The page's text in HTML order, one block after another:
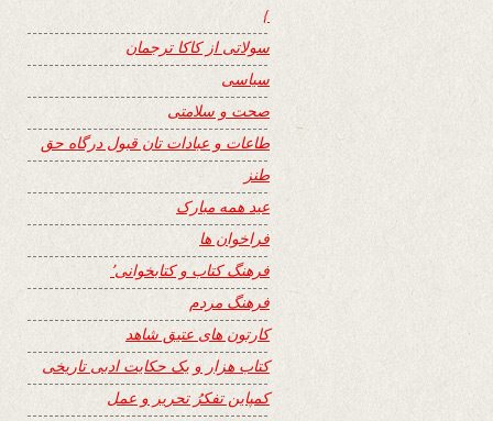
}
سولاتی از کاکا ترجمان
سیاسی
صحت و سلامتی
طاعات و عبادات تان قبول درگاه حق
طنز
عید همه مبارک
فراخوان ها
فرهنگ کتاب و کتابخوانی٬
فرهنگ مردم
کارتون های عتیق شاهد
کتاب هزار و یک حکایت ادبی تاریخی
کمپاین تفکرُ تحریر و عمل